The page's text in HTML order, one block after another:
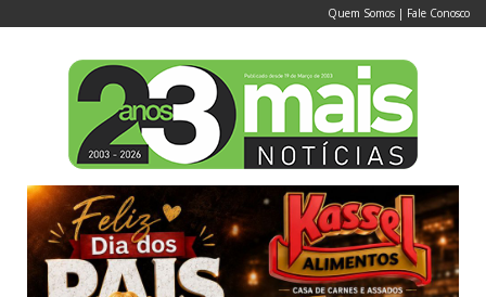
Quem Somos | Fale Conosco